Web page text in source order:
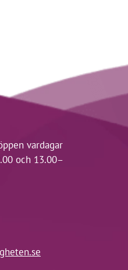
vardagar
och 13.00–